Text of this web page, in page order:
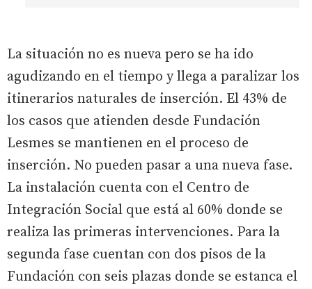
La situación no es nueva pero se ha ido
agudizando en el tiempo y llega a paralizar los
itinerarios naturales de inserción. El 43% de
los casos que atienden desde Fundación
Lesmes se mantienen en el proceso de
inserción. No pueden pasar a una nueva fase.
La instalación cuenta con el Centro de
Integración Social que está al 60% donde se
realiza las primeras intervenciones. Para la
segunda fase cuentan con dos pisos de la
Fundación con seis plazas donde se estanca el